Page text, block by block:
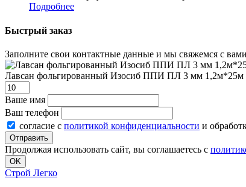
Подробнее
Быстрый заказ
Заполните свои контактные данные и мы свяжемся с
Лавсан фольгированный Изосиб ППИ ПЛ 3 мм 1,2м*25м
Ваше имя
Ваш телефон
согласие с политикой конфиденциальности и
Продолжая использовать сайт, вы соглашаетесь с
OK
Строй Легко